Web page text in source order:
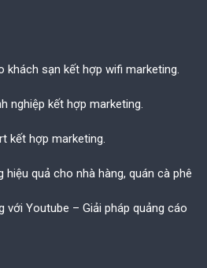
khách sạn kết hợp wifi marketing.
nghiệp kết hợp marketing.
kết hợp marketing.
hiệu quả cho nhà hàng, quán cà phê
với Youtube – Giải pháp quảng cáo